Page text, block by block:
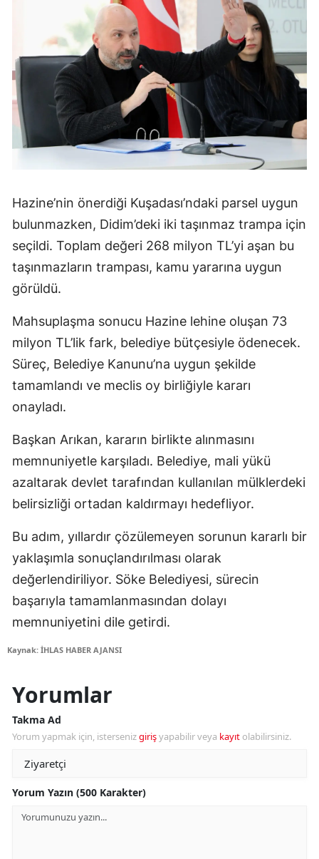
Hazine’nin önerdiği Kuşadası’ndaki parsel uygun
bulunmazken, Didim’deki iki taşınmaz trampa için
seçildi. Toplam değeri 268 milyon TL’yi aşan bu
taşınmazların trampası, kamu yararına uygun
görüldü.
Mahsuplaşma sonucu Hazine lehine oluşan 73
milyon TL’lik fark, belediye bütçesiyle ödenecek.
Süreç, Belediye Kanunu’na uygun şekilde
tamamlandı ve meclis oy birliğiyle kararı
onayladı.
Başkan Arıkan, kararın birlikte alınmasını
memnuniyetle karşıladı. Belediye, mali yükü
azaltarak devlet tarafından kullanılan mülklerdeki
belirsizliği ortadan kaldırmayı hedefliyor.
Bu adım, yıllardır çözülemeyen sorunun kararlı bir
yaklaşımla sonuçlandırılması olarak
değerlendiriliyor. Söke Belediyesi, sürecin
başarıyla tamamlanmasından dolayı
memnuniyetini dile getirdi.
Kaynak: İHLAS HABER AJANSI
Yorumlar
Takma Ad
Yorum yapmak için, istersenizgirişyapabilir veya kayıt olabilirsiniz.
Yorum Yazın (500 Karakter)